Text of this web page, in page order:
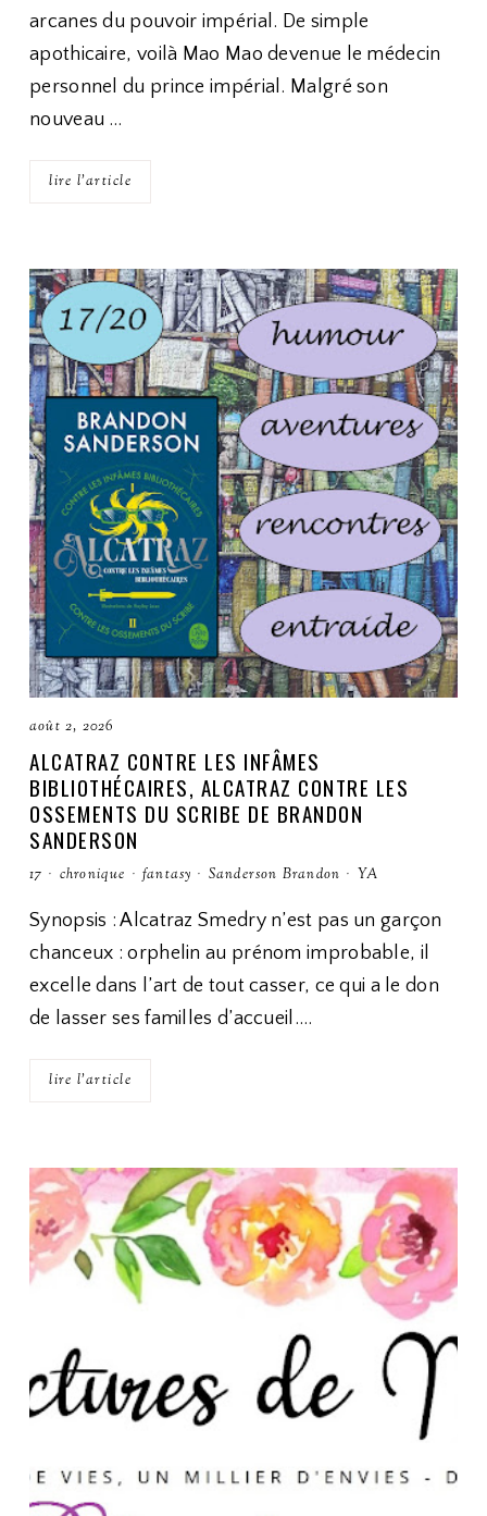
arcanes du pouvoir impérial. De simple
apothicaire, voilà Mao Mao devenue le médecin
personnel du prince impérial. Malgré son
nouveau …
lire l'article
août 2, 2026
ALCATRAZ CONTRE LES INFÂMES
BIBLIOTHÉCAIRES, ALCATRAZ CONTRE LES
OSSEMENTS DU SCRIBE DE BRANDON
SANDERSON
17 · chronique · fantasy · Sanderson Brandon · YA
Synopsis : Alcatraz Smedry n’est pas un garçon
chanceux : orphelin au prénom improbable, il
excelle dans l’art de tout casser, ce qui a le don
de lasser ses familles d’accueil.…
lire l'article